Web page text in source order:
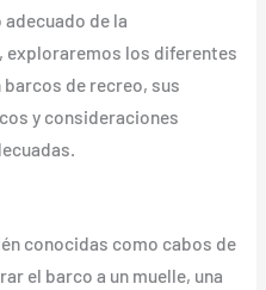
de la
exploraremos los diferentes
de recreo, sus
y consideraciones
conocidas como cabos de
el barco a un muelle, una